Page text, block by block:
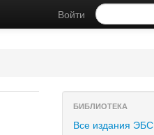
Войти
БИБЛИОТЕКА
Все издания ЭБС